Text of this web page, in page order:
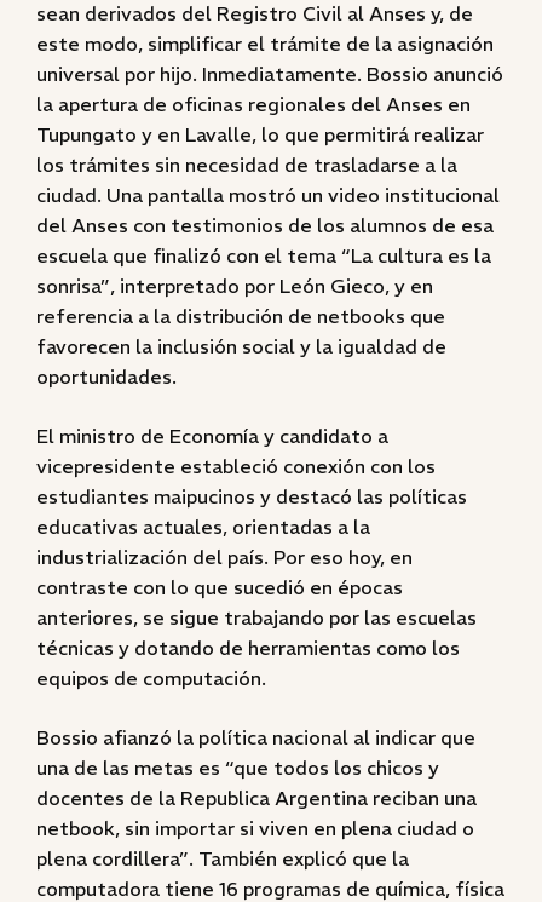
sean derivados del Registro Civil al Anses y, de
este modo, simplificar el trámite de la asignación
universal por hijo. Inmediatamente. Bossio anunció
la apertura de oficinas regionales del Anses en
Tupungato y en Lavalle, lo que permitirá realizar
los trámites sin necesidad de trasladarse a la
ciudad. Una pantalla mostró un video institucional
del Anses con testimonios de los alumnos de esa
escuela que finalizó con el tema “La cultura es la
sonrisa”, interpretado por León Gieco, y en
referencia a la distribución de netbooks que
favorecen la inclusión social y la igualdad de
oportunidades.
El ministro de Economía y candidato a
vicepresidente estableció conexión con los
estudiantes maipucinos y destacó las políticas
educativas actuales, orientadas a la
industrialización del país. Por eso hoy, en
contraste con lo que sucedió en épocas
anteriores, se sigue trabajando por las escuelas
técnicas y dotando de herramientas como los
equipos de computación.
Bossio afianzó la política nacional al indicar que
una de las metas es “que todos los chicos y
docentes de la Republica Argentina reciban una
netbook, sin importar si viven en plena ciudad o
plena cordillera”. También explicó que la
computadora tiene 16 programas de química, física